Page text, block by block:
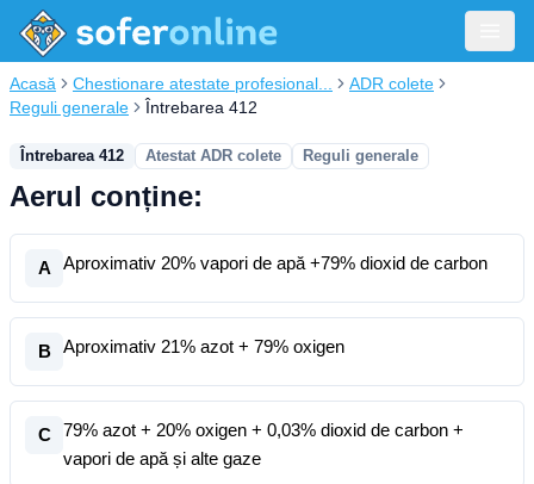
Acasă Chestionare atestate profesional...
ADR colete
Reguli generale
Întrebarea 412
Întrebarea 412 Atestat ADR colete Reguli generale
Aerul conține:
A Aproximativ 20% vapori de apă +79% dioxid de carbon
B Aproximativ 21% azot + 79% oxigen
C
79% azot + 20% oxigen + 0,03% dioxid de carbon +
vapori de apă și alte gaze